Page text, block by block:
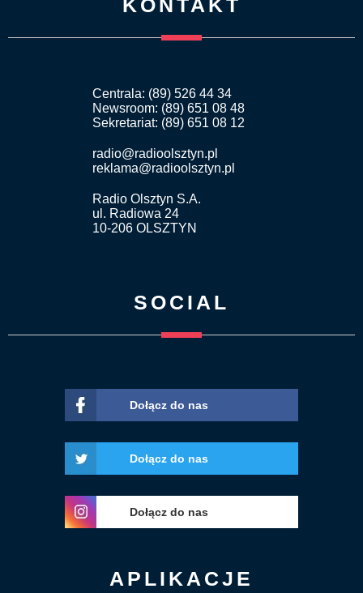
Centrala: (89) 526 44 34
Newsroom: (89) 651 08 48
Sekretariat: (89) 651 08 12
radio@radioolsztyn.pl
reklama@radioolsztyn.pl
Radio Olsztyn S.A.
ul. Radiowa 24
10-206 OLSZTYN
SOCIAL
Dołącz do nas
Dołącz do nas
Dołącz do nas
APLIKACJE